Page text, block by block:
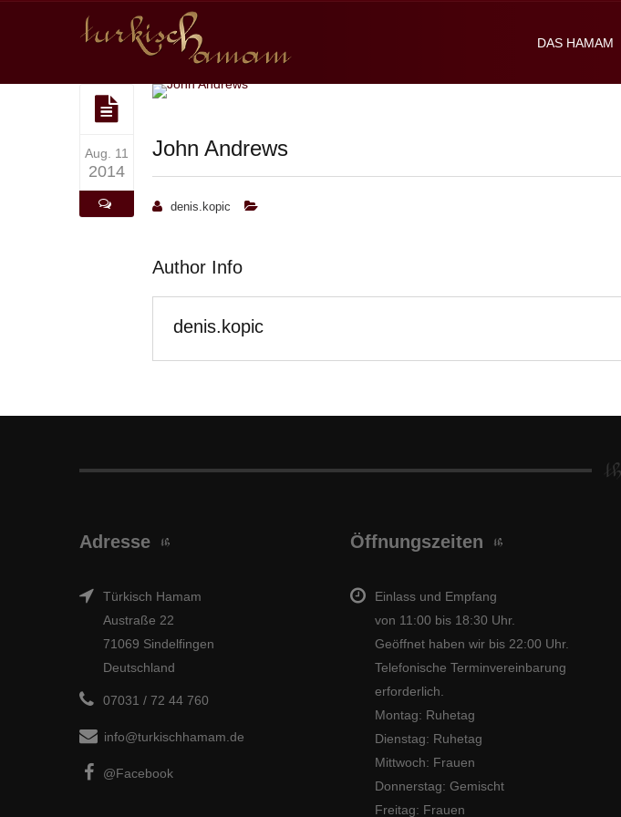
DAS HAMAM
Aug. 11
2014
John Andrews
denis.kopic
Author Info
denis.kopic
Adresse
Türkisch Hamam
Austraße 22
71069 Sindelfingen
Deutschland
07031 / 72 44 760
info@turkischhamam.de
@Facebook
Öffnungszeiten
Einlass und Empfang
von 11:00 bis 18:30 Uhr.
Geöffnet haben wir bis 22:00 Uhr.
Telefonische Terminvereinbarung
erforderlich.
Montag: Ruhetag
Dienstag: Ruhetag
Mittwoch: Frauen
Donnerstag: Gemischt
Freitag: Frauen